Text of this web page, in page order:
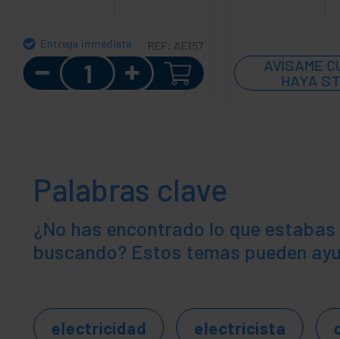
Entrega inmediata REF: AE157
Cantidad
AVÍSAME
HAYA
Palabras clave
¿No has encontrado lo que estabas
buscando? Estos temas pueden
electricidad electricista